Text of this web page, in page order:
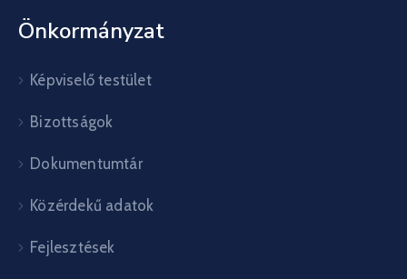
Önkormányzat
Képviselő testület
Bizottságok
Dokumentumtár
Közérdekű adatok
Fejlesztések